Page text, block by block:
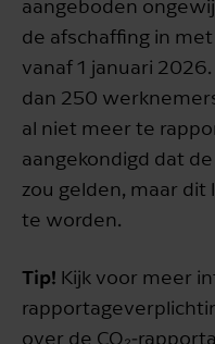
aangeboden
de afschaffing in
vanaf 1 januari
dan 250
al niet meer te
aangekondigd dat
zou gelden, maar dit
te worden.
Tip! Kijk voor meer
over de